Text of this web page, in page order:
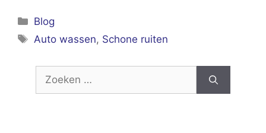
Categorieën
Blog
Tags
Auto wassen, Schone ruiten
Zoek